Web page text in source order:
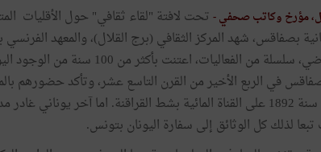
مؤرخ وكاتب صحفي -تحت لافتة "لقاء ثقافي" حول الأقليات
بصفاقس، شهد المركز الثقافي (برج القلال)، والمعهد
الاسبوع الماضي، سلسلة من الفعاليات،
في الربع الأخير من القرن التاسع عشر، وتأكد حضورهم
الأرثوذكسية سنة 1892 على القناة المائية بشط القراقنة. اما آخر